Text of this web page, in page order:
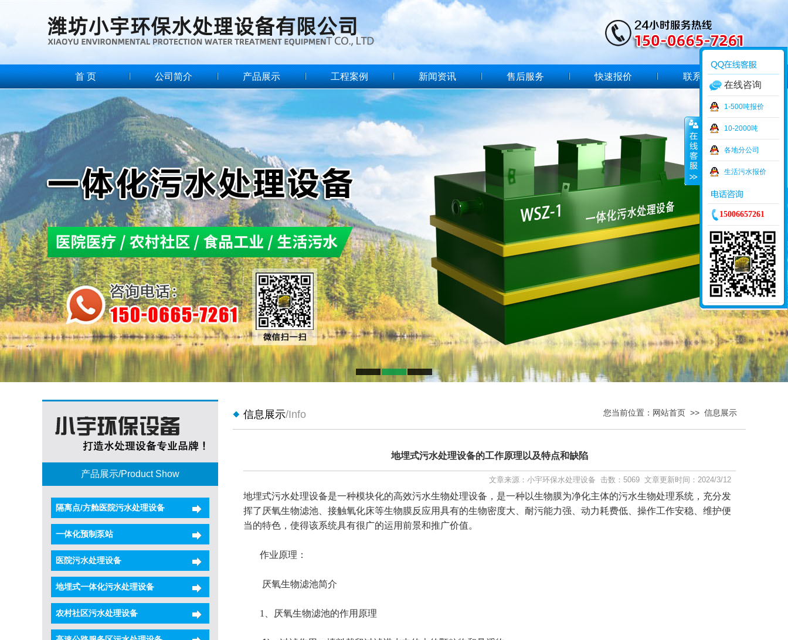
首 页 公司简介 产品展示 工程案例 新闻资讯 售后服务 快速报价 联系我们
产品展示/Product Show
隔离点/方舱医院污水处理设备
一体化预制泵站
医院污水处理设备
地埋式一体化污水处理设备
农村社区污水处理设备
信息展示/Info 您当前位置： 网站首页 >> 信息展示
地埋式污水处理设备的工作原理以及特点和缺陷
文章来源：小宇环保水处理设备 击数：5069 文章更新时间：2024/3/12
地埋式污水处理设备是一种模块化的高效污水生物处理设备，是一种以生物膜为净化主体的污水生物处理系统，充分发
挥了厌氧生物滤池、接触氧化床等生物膜反应用具有的生物密度大、耐污能力强、动力耗费低、操作工作安稳、维护便
当的特色，使得该系统具有很广的运用前景和推广价值。
作业原理：
厌氧生物滤池简介
1、厌氧生物滤池的作用原理
在线咨询
1-500吨报价
10-2000吨
各地分公司
生活污水报价
15006657261